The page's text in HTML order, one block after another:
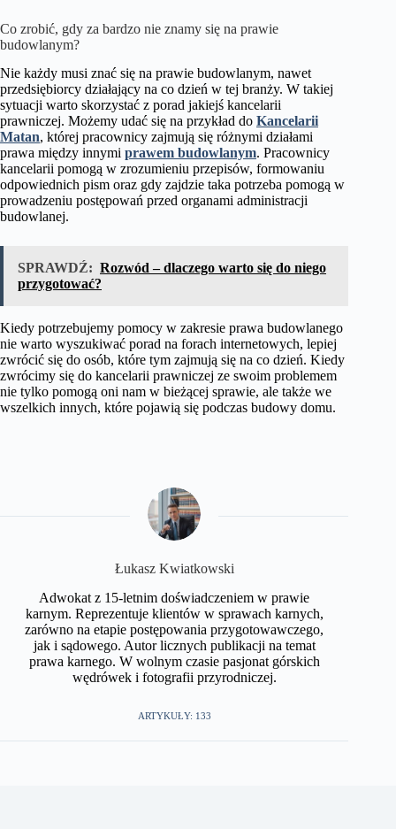
Co zrobić, gdy za bardzo nie znamy się na prawie
budowlanym?
Nie każdy musi znać się na prawie budowlanym, nawet
przedsiębiorcy działający na co dzień w tej branży. W takiej
sytuacji warto skorzystać z porad jakiejś kancelarii
prawniczej. Możemy udać się na przykład do Kancelarii
Matan, której pracownicy zajmują się różnymi działami
prawa między innymi prawem budowlanym. Pracownicy
kancelarii pomogą w zrozumieniu przepisów, formowaniu
odpowiednich pism oraz gdy zajdzie taka potrzeba pomogą w
prowadzeniu postępowań przed organami administracji
budowlanej.
SPRAWDŹ: Rozwód – dlaczego warto się do niego
przygotować?
Kiedy potrzebujemy pomocy w zakresie prawa budowlanego
nie warto wyszukiwać porad na forach internetowych, lepiej
zwrócić się do osób, które tym zajmują się na co dzień. Kiedy
zwrócimy się do kancelarii prawniczej ze swoim problemem
nie tylko pomogą oni nam w bieżącej sprawie, ale także we
wszelkich innych, które pojawią się podczas budowy domu.
​Łukasz Kwiatkowski
Adwokat z 15-letnim doświadczeniem w prawie
karnym. Reprezentuje klientów w sprawach karnych,
zarówno na etapie postępowania przygotowawczego,
jak i sądowego. Autor licznych publikacji na temat
prawa karnego. W wolnym czasie pasjonat górskich
wędrówek i fotografii przyrodniczej.​
ARTYKUŁY: 133